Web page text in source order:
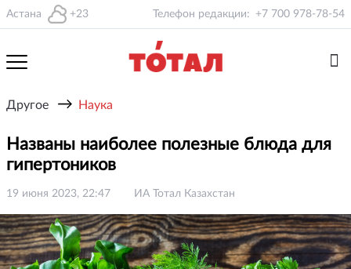
Астана +23 Телефон редакции: +7 700 978-78-54
Другое → Наука
Названы наиболее полезные блюда для
гипертоников
19 июня 2023, 22:47 ИА Тотал Казахстан